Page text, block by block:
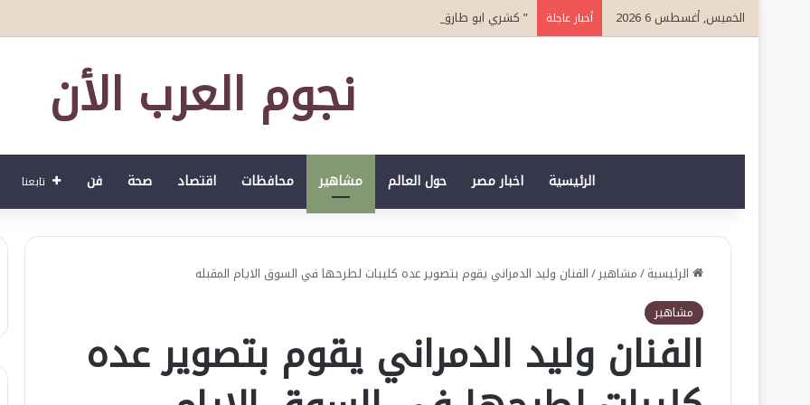
الخميس, أغسطس 6 2026 أخبار عاجلة ” كشري ابو طارق” سفيرا لسياحة الطعام في الشرق الأوسط.. ويستضيف أكثر من 50 سفيرا ودبلوماسيا ضمن مبادرة “دبلوماسية الكشري”
نجوم العرب الأن
الرئيسية اخبار مصر حول العالم مشاهير محافظات اقتصاد صحة فن تابعنا
الرئيسية/مشاهير/الفنان وليد الدمراني يقوم بتصوير عده كليبات لطرحها في السوق الايام المقبله
مشاهير
الفنان وليد الدمراني يقوم بتصوير عده